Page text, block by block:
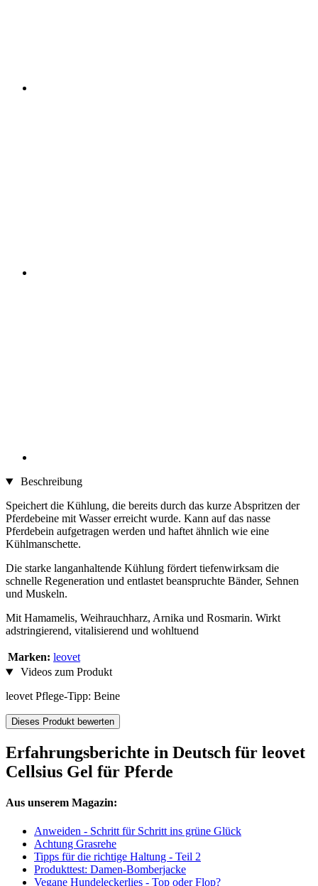
Beschreibung
Speichert die Kühlung, die bereits durch das kurze Abspritzen der
Pferdebeine mit Wasser erreicht wurde. Kann auf das nasse
Pferdebein aufgetragen werden und haftet ähnlich wie eine
Kühlmanschette.
Die starke langanhaltende Kühlung fördert tiefenwirksam die
schnelle Regeneration und entlastet beanspruchte Bänder, Sehnen
und Muskeln.
Mit Hamamelis, Weihrauchharz, Arnika und Rosmarin. Wirkt
adstringierend, vitalisierend und wohltuend
Marken: leovet
Videos zum Produkt
leovet Pflege-Tipp: Beine
Dieses Produkt bewerten
Erfahrungsberichte in Deutsch für leovet
Cellsius Gel für Pferde
Aus unserem Magazin:
Anweiden - Schritt für Schritt ins grüne Glück
Achtung Grasrehe
Tipps für die richtige Haltung - Teil 2
Produkttest: Damen-Bomberjacke
Vegane Hundeleckerlies - Top oder Flop?